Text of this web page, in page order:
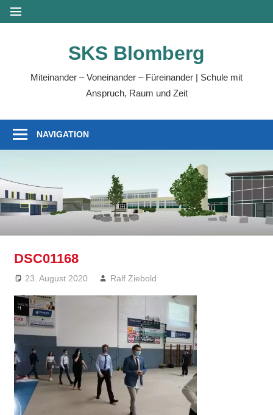
Zum
Inhalt
MENÜ
SKS Blomberg
Miteinander – Voneinander – Füreinander | Schule mit
Anspruch, Raum und Zeit
NAVIGATION
DSC01168
23. August 2020 Ralf Ziebold